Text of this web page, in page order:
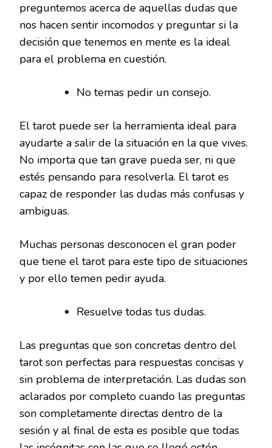
preguntemos acerca de aquellas dudas que
nos hacen sentir incomodos y preguntar si la
decisión que tenemos en mente es la ideal
para el problema en cuestión.
No temas pedir un consejo.
El tarot puede ser la herramienta ideal para
ayudarte a salir de la situación en la que vives.
No importa que tan grave pueda ser, ni que
estés pensando para resolverla. El tarot es
capaz de responder las dudas más confusas y
ambiguas.
Muchas personas desconocen el gran poder
que tiene el tarot para este tipo de situaciones
y por ello temen pedir ayuda.
Resuelve todas tus dudas.
Las preguntas que son concretas dentro del
tarot son perfectas para respuestas concisas y
sin problema de interpretación. Las dudas son
aclarados por completo cuando las preguntas
son completamente directas dentro de la
sesión y al final de esta es posible que todas